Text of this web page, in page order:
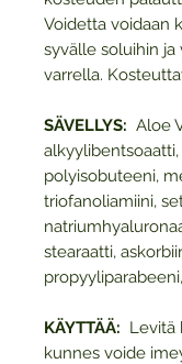
Voidetta voidaan
syvälle soluihin ja
varrella.
SÄVELLYS: Aloe
polyisobuteeni,
triofanoliamiini,
stearaatti,
KÄYTTÄÄ: Levitä
kunnes voide